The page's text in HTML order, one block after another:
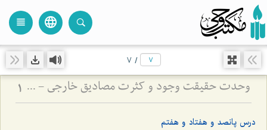
language
view_headline
/
7
وحدت حقیقت وجود و کثرت مصادیق خارجی - تبیین دیدگاه رواقیون در عدم اختلاف انواع در مراتب وجود 1
درس پانصد و هفتاد و هفتم